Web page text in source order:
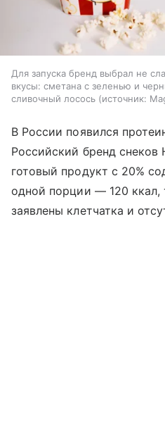
Для запуска бренд выбрал не
вкусы: сметана с зеленью и
сливочный лосось
источник:
В России появился
Российский бренд снеков
готовый продукт с 20%
одной порции — 120 ккал,
заявлены клетчатка и